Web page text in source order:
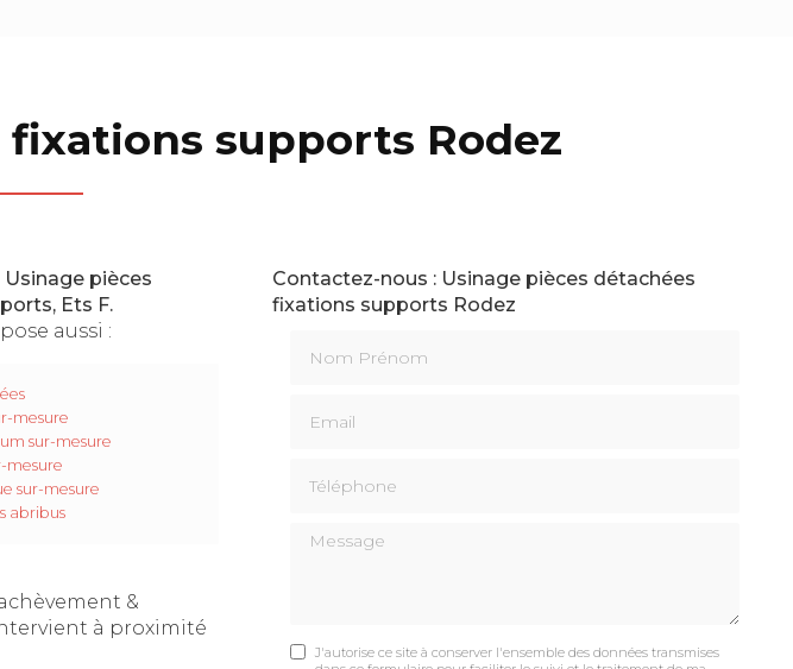
supports Rodez
Usinage pièces
Ets F.
aussi :
mesure
sur-mesure
mesure
sur-mesure
abribus
&
à proximité
Contactez-nous : Usinage pièces détachées
fixations supports Rodez
Message
J'autorise ce site à conserver l'ensemble des données transmises